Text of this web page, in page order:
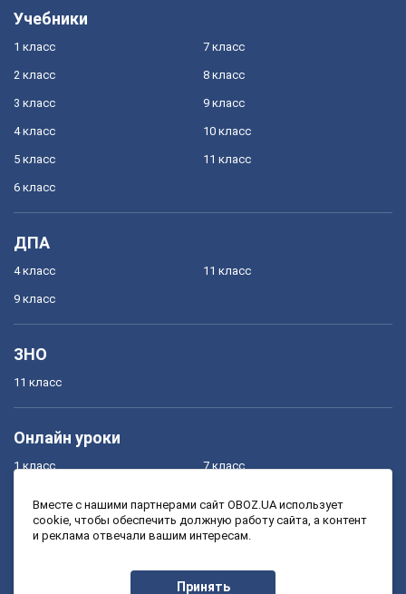
Учебники
1 класс
2 класс
3 класс
4 класс
5 класс
6 класс
7 класс
8 класс
9 класс
10 класс
11 класс
ДПА
4 класс
9 класс
11 класс
ЗНО
11 класс
Онлайн уроки
1 класс
3 класс
7 класс
9 класс
Вместе с нашими партнерами сайт OBOZ.UA использует
cookie, чтобы обеспечить должную работу сайта, а контент
и реклама отвечали вашим интересам.
Принять